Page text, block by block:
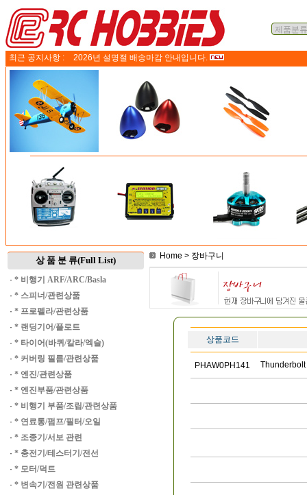
최근 공지사항 : 2026년 설명절 배송마감 안내입니다.
상 품 분 류(Full List)
· * 비행기 ARF/ARC/Basla
· * 스피너/관련상품
· * 프로펠라/관련상품
· * 랜딩기어/플로트
· * 타이어(바퀴/칼라/엑슬)
· * 커버링 필름/관련상품
· * 엔진/관련상품
· * 엔진부품/관련상품
· * 비행기 부품/조립/관련상품
· * 연료통/펌프/필터/오일
· * 조종기/서보 관련
· * 충전기/테스터기/전선
· * 모터/덕트
· * 변속기/전원 관련상품
Home > 장바구니
상품코드
PHAW0PH141 Thunderbolt